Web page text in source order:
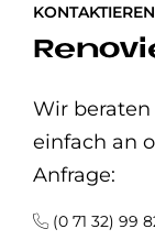
Wir beraten
einfach an
Anfrage:
(0 71 32) 99